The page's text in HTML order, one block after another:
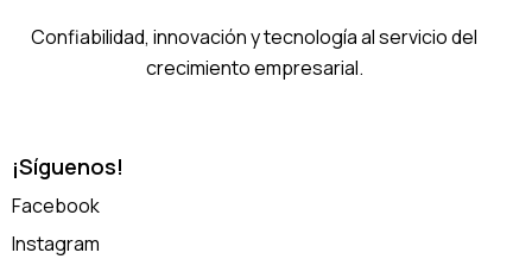
Confiabilidad, innovación y tecnología al servicio del
crecimiento empresarial.
¡Síguenos!
Facebook
Instagram